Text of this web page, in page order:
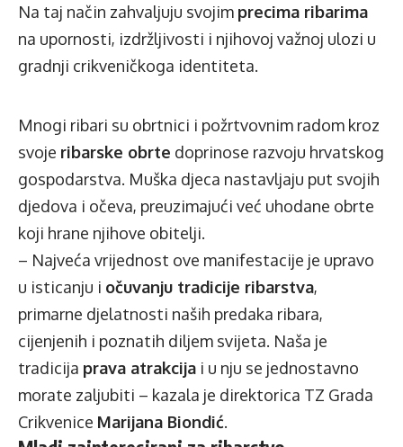
Na taj način zahvaljuju svojim precima ribarima
na upornosti, izdržljivosti i njihovoj važnoj ulozi u
gradnji crikveničkoga identiteta.
Mnogi ribari su obrtnici i požrtvovnim radom kroz
svoje ribarske obrte doprinose razvoju hrvatskog
gospodarstva. Muška djeca nastavljaju put svojih
djedova i očeva, preuzimajući već uhodane obrte
koji hrane njihove obitelji.
– Najveća vrijednost ove manifestacije je upravo
u isticanju i očuvanju tradicije ribarstva,
primarne djelatnosti naših predaka ribara,
cijenjenih i poznatih diljem svijeta. Naša je
tradicija prava atrakcija i u nju se jednostavno
morate zaljubiti – kazala je direktorica TZ Grada
Crikvenice Marijana Biondić.